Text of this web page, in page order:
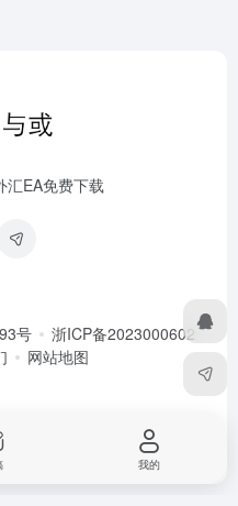
汇EA免费下载
号
浙ICP备2023000602
网站地图
我的